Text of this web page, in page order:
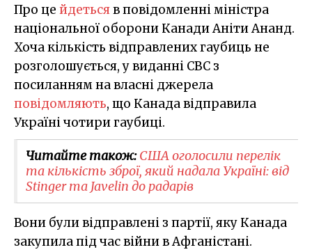
Про це йдетьсяв повідомленні міністра
національної оборони Канади Аніти Ананд.
Хоча кількість відправлених гаубиць не
розголошується, у виданні CBC з
посиланням на власні джерела
повідомляють, що Канада відправила
Україні чотири гаубиці.
Читайте також:США оголосили перелік
та кількість зброї, який надала Україні: від
Stinger та Javelin до радарів
Вони були відправлені з партії, яку Канада
закупила під час війни в Афганістані.